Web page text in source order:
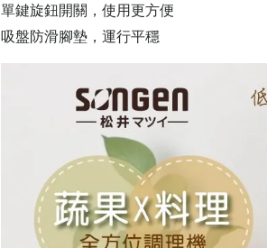
單鍵旋鈕開關，使用更方便
吸盤防滑腳墊，運行平穩